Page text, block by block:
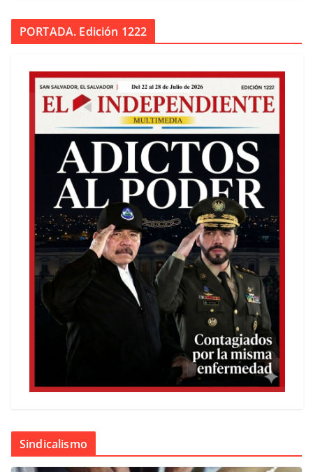
PORTADA. Edición 1222
Sindicalismo